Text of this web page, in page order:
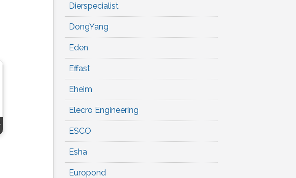
Dierspecialist
DongYang
Eden
Effast
Eheim
Elecro Engineering
ESCO
Esha
Europond